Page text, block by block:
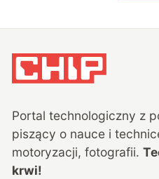
Portal technologiczny z
piszący o nauce i
motoryzacji, fotografii.
krwi!